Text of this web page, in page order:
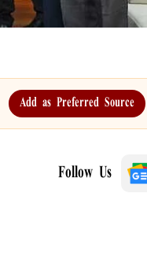
Add as Preferred Source
Follow Us